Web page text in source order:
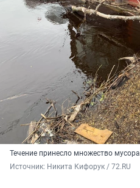
Течение принесло множество мусора
Источник: Никита Кифорук / 72.RU